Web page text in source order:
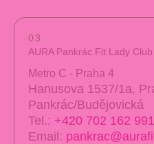
03
AURA Pankrác Fit Lady Club
Metro C - Praha 4
Hanusova 1537/1a,
Pankrác/Budějovická
Tel.: +420 702 162 991
Email: